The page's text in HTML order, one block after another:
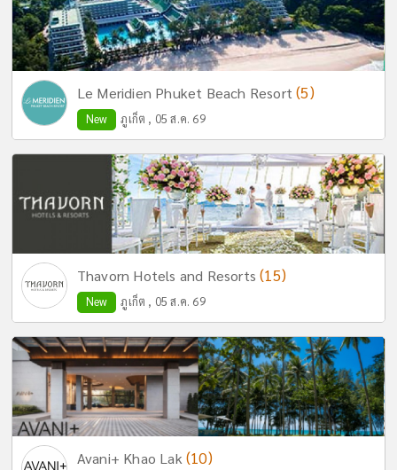
Le Meridien Phuket Beach Resort(5)
New ภูเก็ต , 05 ส.ค. 69
Thavorn Hotels and Resorts(15)
New ภูเก็ต , 05 ส.ค. 69
Avani+ Khao Lak (10)